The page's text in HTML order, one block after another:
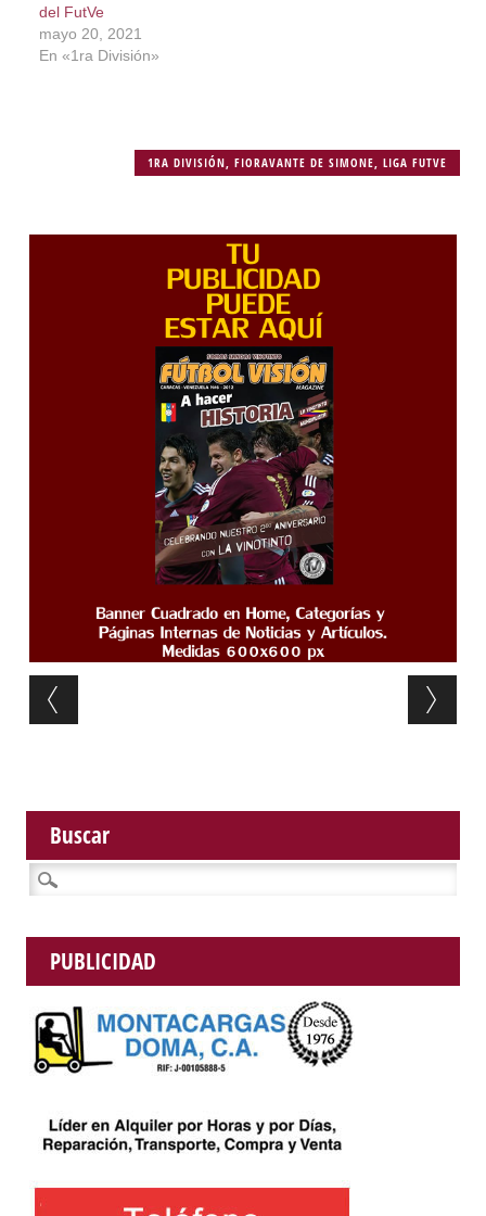
del FutVe
mayo 20, 2021
En «1ra División»
1RA DIVISIÓN ,FIORAVANTE DE SIMONE ,LIGA FUTVE
Post navigation
Buscar
Buscar:
PUBLICIDAD